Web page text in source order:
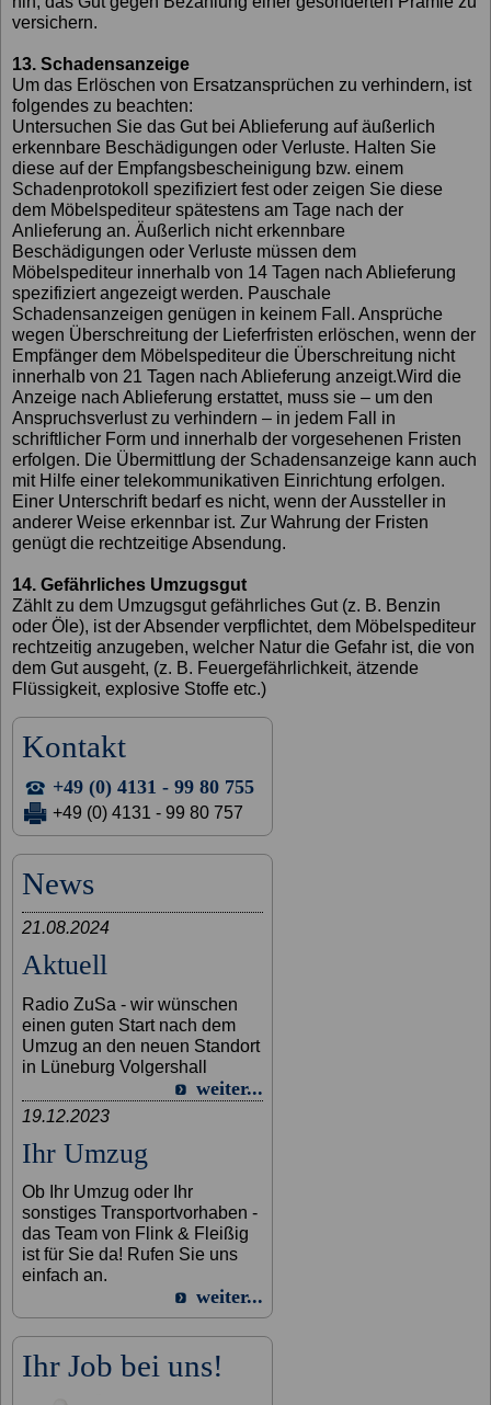
versichern.
13. Schadensanzeige
Um das Erlöschen von Ersatzansprüchen zu verhindern, ist
folgendes zu beachten:
Untersuchen Sie das Gut bei Ablieferung auf äußerlich
erkennbare Beschädigungen oder Verluste. Halten Sie
diese auf der Empfangsbescheinigung bzw. einem
Schadenprotokoll spezifiziert fest oder zeigen Sie diese
dem Möbelspediteur spätestens am Tage nach der
Anlieferung an. Äußerlich nicht erkennbare
Beschädigungen oder Verluste müssen dem
Möbelspediteur innerhalb von 14 Tagen nach Ablieferung
spezifiziert angezeigt werden. Pauschale
Schadensanzeigen genügen in keinem Fall. Ansprüche
wegen Überschreitung der Lieferfristen erlöschen, wenn der
Empfänger dem Möbelspediteur die Überschreitung nicht
innerhalb von 21 Tagen nach Ablieferung anzeigt.Wird die
Anzeige nach Ablieferung erstattet, muss sie – um den
Anspruchsverlust zu verhindern – in jedem Fall in
schriftlicher Form und innerhalb der vorgesehenen Fristen
erfolgen. Die Übermittlung der Schadensanzeige kann auch
mit Hilfe einer telekommunikativen Einrichtung erfolgen.
Einer Unterschrift bedarf es nicht, wenn der Aussteller in
anderer Weise erkennbar ist. Zur Wahrung der Fristen
genügt die rechtzeitige Absendung.
14. Gefährliches Umzugsgut
Zählt zu dem Umzugsgut gefährliches Gut (z. B. Benzin
oder Öle), ist der Absender verpflichtet, dem Möbelspediteur
rechtzeitig anzugeben, welcher Natur die Gefahr ist, die von
dem Gut ausgeht, (z. B. Feuergefährlichkeit, ätzende
Flüssigkeit, explosive Stoffe etc.)
Kontakt
+49 (0) 4131 - 99 80 755
+49 (0) 4131 - 99 80 757
News
21.08.2024
Aktuell
Radio ZuSa - wir wünschen
einen guten Start nach dem
Umzug an den neuen Standort
in Lüneburg Volgershall
weiter...
19.12.2023
Ihr Umzug
Ob Ihr Umzug oder Ihr
sonstiges Transportvorhaben -
das Team von Flink & Fleißig
ist für Sie da! Rufen Sie uns
einfach an.
weiter...
Ihr Job bei uns!